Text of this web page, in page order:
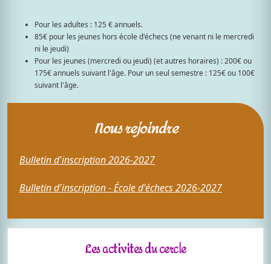
Pour les adultes : 125 € annuels.
85€ pour les jeunes hors école d'échecs (ne venant ni le mercredi
ni le jeudi)
Pour les jeunes (mercredi ou jeudi) (et autres horaires) : 200€ ou
175€ annuels suivant l'âge. Pour un seul semestre : 125€ ou 100€
suivant l'âge.
Nous rejoindre
Bulletin d'inscription 2026-2027
Bulletin d'inscription - École d'échecs 2026-2027
Les activités du cercle